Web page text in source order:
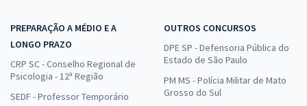
PREPARAÇÃO A MÉDIO E A
LONGO PRAZO
CRP SC - Conselho Regional de
Psicologia - 12ª Região
SEDF - Professor Temporário
OUTROS CONCURSOS
DPE SP - Defensoria Pública do
Estado de São Paulo
PM MS - Polícia Militar de Mato
Grosso do Sul